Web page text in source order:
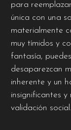
para
única con una
materialmente
muy tímidos y
fantasía,
desaparezcan
inherente y un
insignificantes y
validación social.